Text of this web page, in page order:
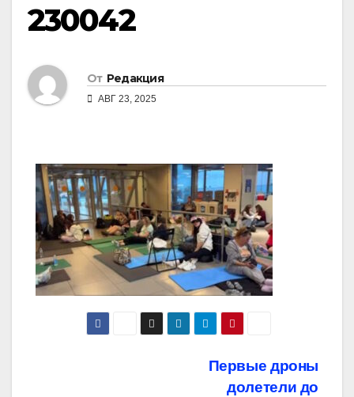
230042
От Редакция
АВГ 23, 2025
Первые дроны
долетели до